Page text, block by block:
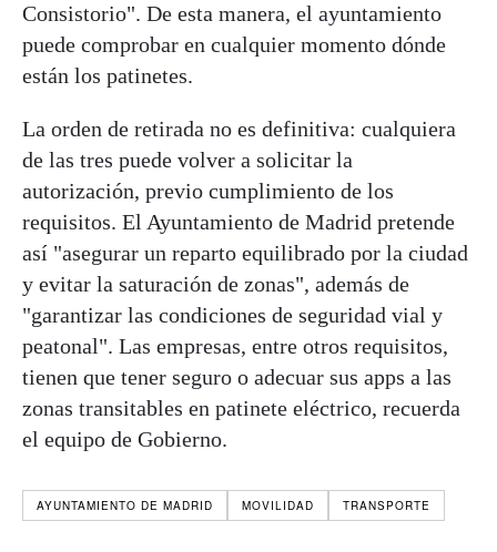
Consistorio". De esta manera, el ayuntamiento
puede comprobar en cualquier momento dónde
están los patinetes.
La orden de retirada no es definitiva: cualquiera
de las tres puede volver a solicitar la
autorización, previo cumplimiento de los
requisitos. El Ayuntamiento de Madrid pretende
así "asegurar un reparto equilibrado por la ciudad
y evitar la saturación de zonas", además de
"garantizar las condiciones de seguridad vial y
peatonal". Las empresas, entre otros requisitos,
tienen que tener seguro o adecuar sus apps a las
zonas transitables en patinete eléctrico, recuerda
el equipo de Gobierno.
AYUNTAMIENTO DE MADRID MOVILIDAD TRANSPORTE